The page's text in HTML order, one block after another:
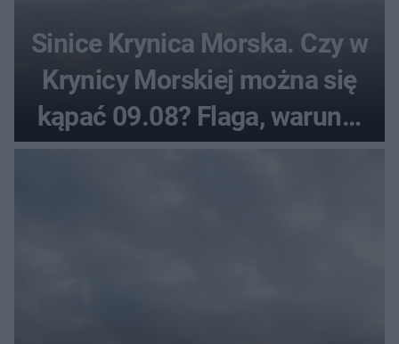
Sinice Krynica Morska. Czy w
Krynicy Morskiej można się
kąpać 09.08? Flaga, warunki
pogodowe